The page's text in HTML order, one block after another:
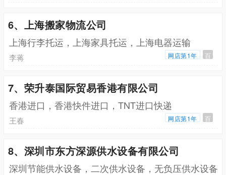
6、上海搬家物流公司
上海行李托运，上海家具托运，上海电器运输
李蒋 网店第1年 百
7、荣升泰国际贸易香港有限公司
香港进口，香港快件进口，TNT进口快递
王春 网店第1年 百
8、深圳市东方深源供水设备有限公司
深圳节能供水设备，二次供水设备，无负压供水设备